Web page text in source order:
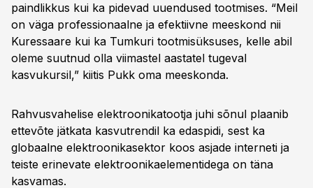
paindlikkus kui ka pidevad uuendused tootmises. “Meil
on väga professionaalne ja efektiivne meeskond nii
Kuressaare kui ka Tumkuri tootmisüksuses, kelle abil
oleme suutnud olla viimastel aastatel tugeval
kasvukursil,” kiitis Pukk oma meeskonda.
Rahvusvahelise elektroonikatootja juhi sõnul plaanib
ettevõte jätkata kasvutrendil ka edaspidi, sest ka
globaalne elektroonikasektor koos asjade interneti ja
teiste erinevate elektroonikaelementidega on täna
kasvamas.